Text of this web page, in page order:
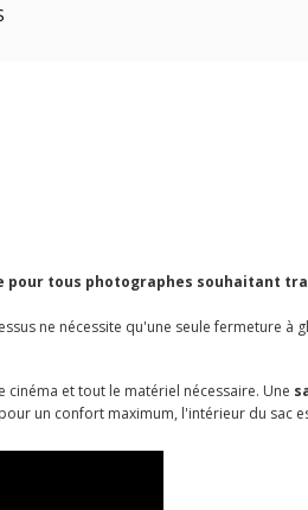
pour tous photographes souhaitant
ne nécessite qu'une seule fermeture à
et tout le matériel nécessaire. Une
un confort maximum, l'intérieur du sac